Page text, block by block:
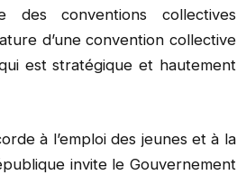
conventions collectives
d’une convention collective
est stratégique et hautement
à l’emploi des jeunes et à la
invite le Gouvernement